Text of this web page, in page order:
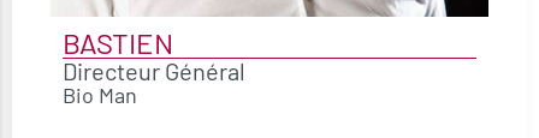
BASTIEN
Directeur Général
Bio Man